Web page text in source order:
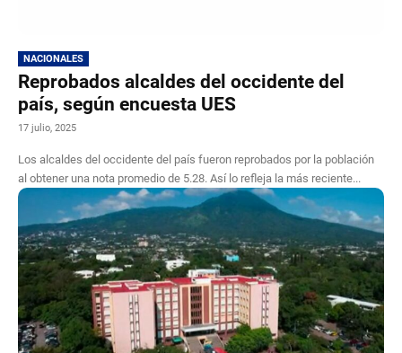
NACIONALES
Reprobados alcaldes del occidente del
país, según encuesta UES
17 julio, 2025
Los alcaldes del occidente del país fueron reprobados por la población
al obtener una nota promedio de 5.28. Así lo refleja la más reciente...